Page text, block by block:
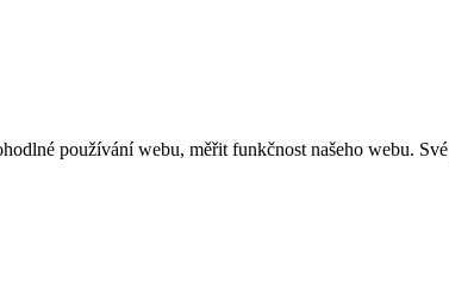
používání webu, měřit funkčnost našeho webu.